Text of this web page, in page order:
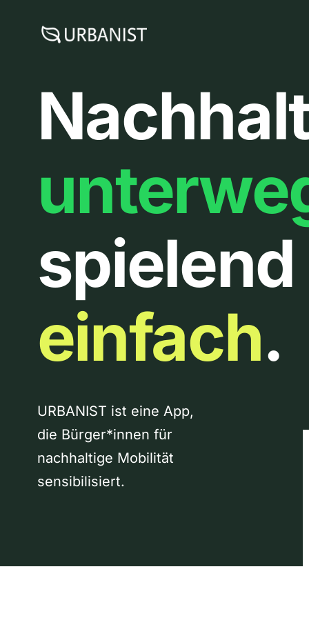
spielend
einfach.
URBANIST ist eine App,
die Bürger*innen für
nachhaltige Mobilität
sensibilisiert.